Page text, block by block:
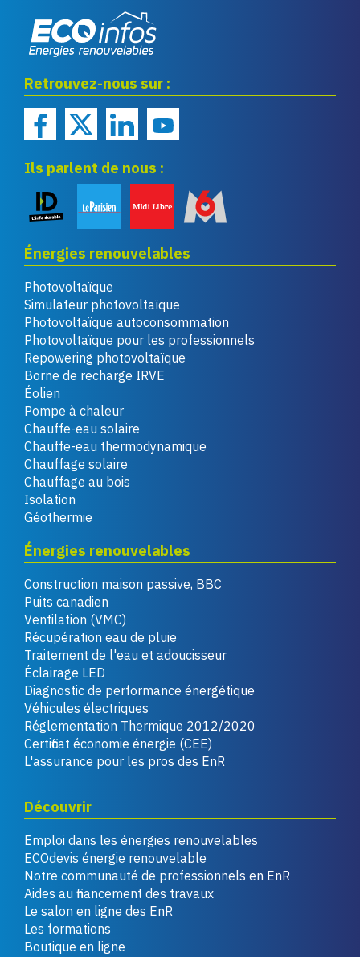
renouvelables
Retrouvez-nous sur :
Ils parlent de nous :
Énergies renouvelables
Photovoltaïque
Simulateur photovoltaïque
Photovoltaïque autoconsommation
Photovoltaïque pour les professionnels
Repowering photovoltaïque
Borne de recharge IRVE
Éolien
Pompe à chaleur
Chauffe-eau solaire
Chauffe-eau thermodynamique
Chauffage solaire
Chauffage au bois
Isolation
Géothermie
Énergies renouvelables
Construction maison passive, BBC
Puits canadien
Ventilation (VMC)
Récupération eau de pluie
Traitement de l'eau et adoucisseur
Éclairage LED
Diagnostic de performance énergétique
Véhicules électriques
Réglementation Thermique 2012/2020
Certificat économie énergie (CEE)
L'assurance pour les pros des EnR
Découvrir
Emploi dans les énergies renouvelables
ECOdevis énergie renouvelable
Notre communauté de professionnels en EnR
Aides au financement des travaux
Le salon en ligne des EnR
Les formations
Boutique en ligne